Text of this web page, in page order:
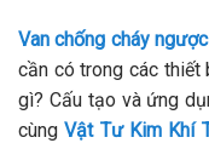
Van chống cháy ngược
cần có trong các thiết
gì? Cấu tạo và ứng
cùngVật Tư Kim Khí